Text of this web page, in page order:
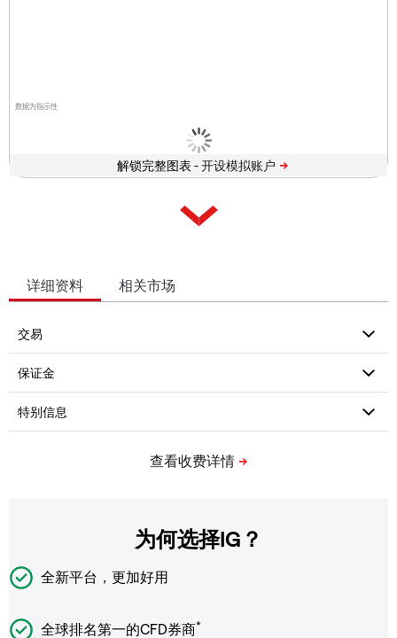
数据为指示性
解锁完整图表 -
详细资料 相关市场
为何选择IG？
全新平台，更加好用
全球排名第一的CFD券商*